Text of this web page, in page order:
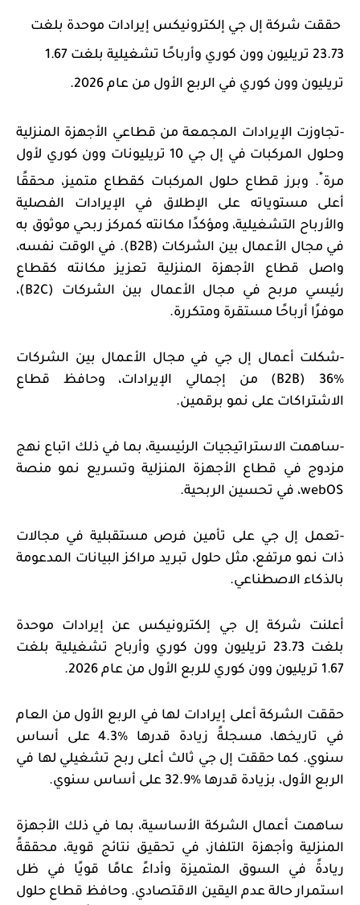
حققت شركة إل جي إلكترونيكس إيرادات موحدة بلغت
23.73 تريليون وون كوري وأرباحًا تشغيلية بلغت 1.67
تريليون وون كوري في الربع الأول من عام 2026.
-تجاوزت الإيرادات المجمعة من قطاعي الأجهزة المنزلية
وحلول المركبات في إل جي 10 تريليونات وون كوري لأول
مرة*. وبرز قطاع حلول المركبات كقطاع متميز، محققًا
أعلى مستوياته على الإطلاق في الإيرادات الفصلية
والأرباح التشغيلية، ومؤكدًا مكانته كمركز ربحي موثوق به
في مجال الأعمال بين الشركات (B2B). في الوقت نفسه،
واصل قطاع الأجهزة المنزلية تعزيز مكانته كقطاع
رئيسي مربح في مجال الأعمال بين الشركات (B2C)،
موفرًا أرباحًا مستقرة ومتكررة.
-شكلت أعمال إل جي في مجال الأعمال بين الشركات
(B2B) 36% من إجمالي الإيرادات، وحافظ قطاع
الاشتراكات على نمو برقمين.
-ساهمت الاستراتيجيات الرئيسية، بما في ذلك اتباع نهج
مزدوج في قطاع الأجهزة المنزلية وتسريع نمو منصة
webOS، في تحسين الربحية.
-تعمل إل جي على تأمين فرص مستقبلية في مجالات
ذات نمو مرتفع، مثل حلول تبريد مراكز البيانات المدعومة
بالذكاء الاصطناعي.
أعلنت شركة إل جي إلكترونيكس عن إيرادات موحدة
بلغت 23.73 تريليون وون كوري وأرباح تشغيلية بلغت
1.67 تريليون وون كوري للربع الأول من عام 2026.
حققت الشركة أعلى إيرادات لها في الربع الأول من العام
في تاريخها، مسجلةً زيادة قدرها %
4.3 على أساس
سنوي. كما حققت إل جي ثالث أعلى ربح تشغيلي لها في
الربع الأول، بزيادة قدرها %32.9 على أساس سنوي.
ساهمت أعمال الشركة الأساسية، بما في ذلك الأجهزة
المنزلية وأجهزة التلفاز، في تحقيق نتائج قوية، محققةً
ريادةً في السوق المتميزة وأداءً عامًا قويًا في ظل
استمرار حالة عدم اليقين الاقتصادي. وحافظ قطاع حلول